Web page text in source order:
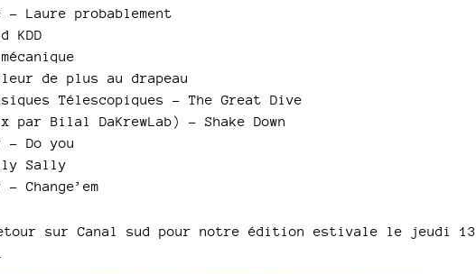
- Laure probablement
KDD
de plus au drapeau
Télescopiques - The Great Dive
par Bilal DaKrewLab) - Shake Down
- Do you
Sally
- Change’em
sur Canal sud pour notre édition estivale le jeudi 13